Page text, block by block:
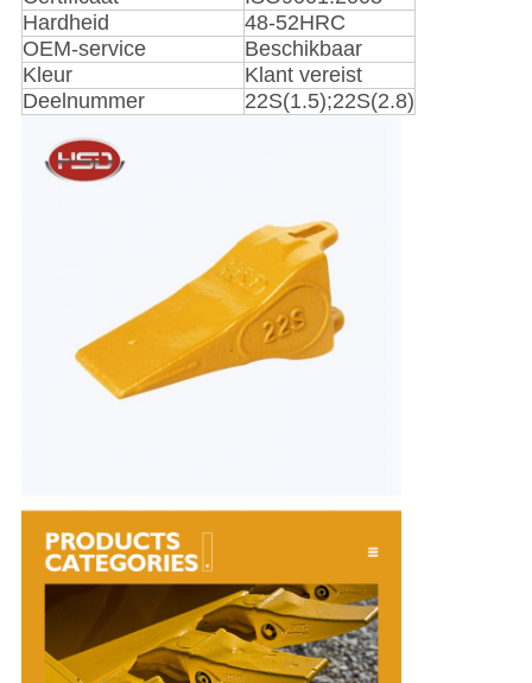
Hardheid
48-52HRC
OEM-service
Beschikbaar
Kleur
Klant vereist
Deelnummer
22S(1.5);22S(2.8)